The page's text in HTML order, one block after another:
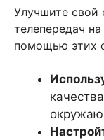
Улучшите
телепередач
помощью этих